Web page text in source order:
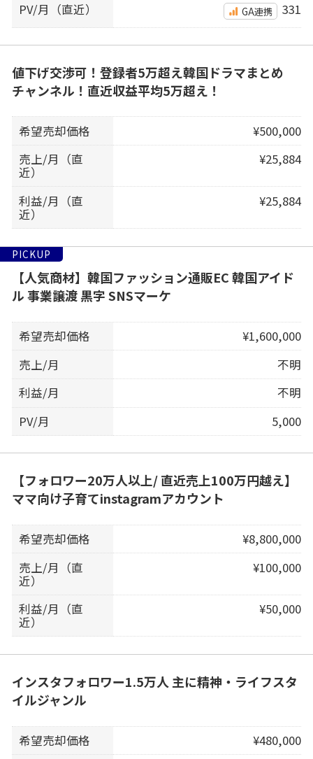
PV/月（直近） GA連携 331
値下げ交渉可！登録者5万超え韓国ドラマまとめ
チャンネル！直近収益平均5万超え！
希望売却価格
¥500,000
売上/月（直
近）
¥25,884
利益/月（直
近）
¥25,884
PICKUP
【人気商材】韓国ファッション通販EC 韓国アイド
ル 事業譲渡 黒字 SNSマーケ
希望売却価格
¥1,600,000
売上/月
不明
利益/月
不明
PV/月
5,000
【フォロワー20万人以上/ 直近売上100万円越え】
ママ向け子育てinstagramアカウント
希望売却価格
¥8,800,000
売上/月（直
近）
¥100,000
利益/月（直
近）
¥50,000
インスタフォロワー1.5万人 主に精神・ライフスタ
イルジャンル
希望売却価格
¥480,000